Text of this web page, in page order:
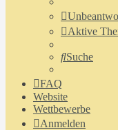
Aktive
Suche
FAQ
Website
Wettbewerbe
Anmelden